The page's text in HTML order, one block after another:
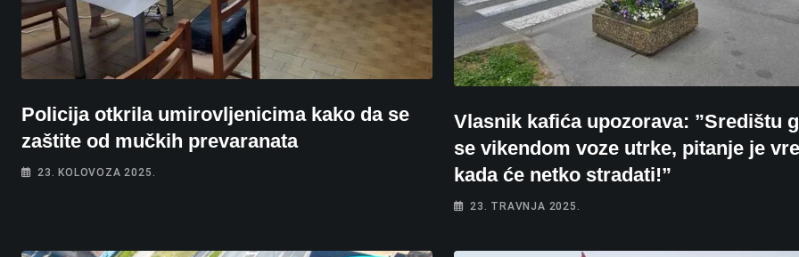
Policija otkrila umirovljenicima kako da se
zaštite od mučkih prevaranata
23. KOLOVOZA 2025.
Vlasnik kafića upozorava: ”Središtu
se vikendom voze utrke, pitanje je
kada će netko stradati!”
23. TRAVNJA 2025.